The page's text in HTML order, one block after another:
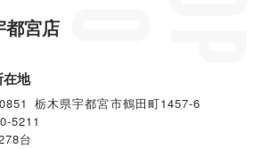
宮店
地
栃木県宇都宮市鶴田町1457-6
5211
台